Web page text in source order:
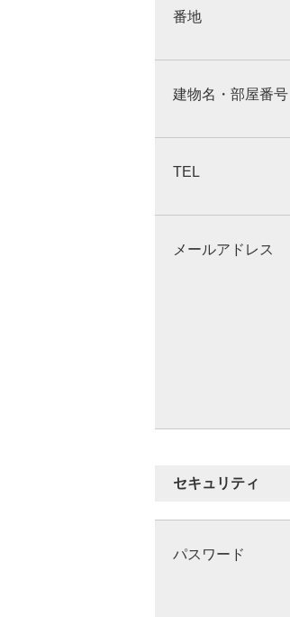
番地
建物名・部屋番号
TEL
メールアドレス
セキュリティ
パスワード